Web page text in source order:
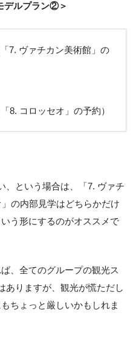
デルプラン②＞
7. ヴァチカン美術館」の
8. コロッセオ」の予約）
、という場合は、「7. ヴァチ
の内部見学はどちらかだけ
う形にするのがオススメで
、全てのグループの観光ス
ありますが、観光が慌ただし
ちょっと厳しいかもしれま